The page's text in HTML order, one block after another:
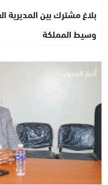
بلاغ مشترك بين
وسيط المملكة
أخبار الصحراء